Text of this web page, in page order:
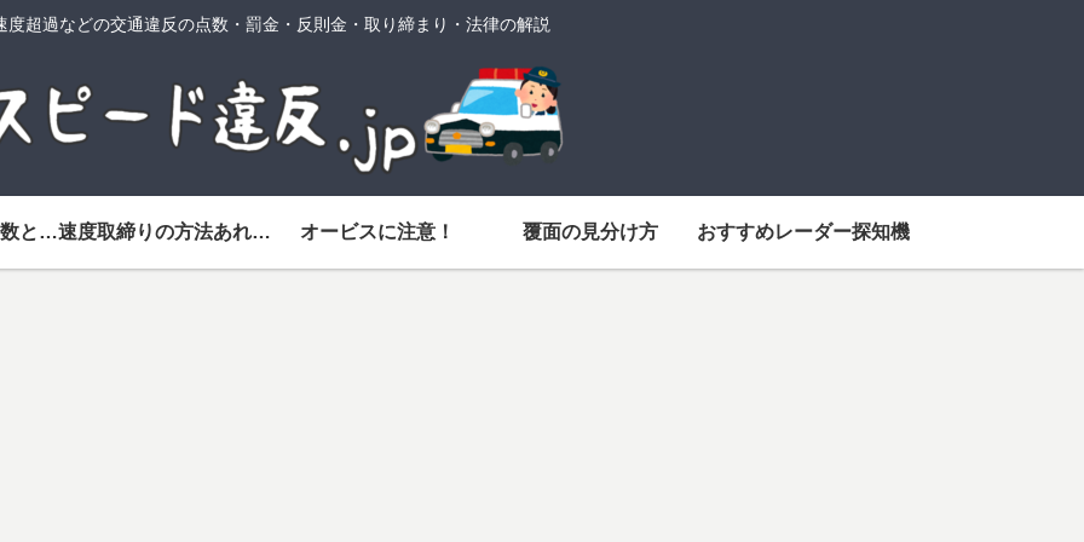
度超過などの交通違反の点数・罰金・反則金・取り締まり・法律の解説
スピード違反の点数と反則金一覧 速度取締りの方法あれこれ オービスに注意！ 覆面の見分け方 おすすめレーダー探知機